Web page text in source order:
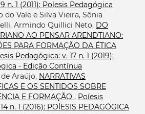
n. 1 (2011): Poíesis Pedagógica
do Vale e Silva Vieira, Sônia
Armindo Quillici Neto, DO
AO PENSAR ARENDTIANO:
PARA FORMAÇÃO DA ÉTICA
Pedagógica: v. 17 n. 1 (2019):
- Edição Contínua
Araújo, NARRATIVAS
E OS SENTIDOS SOBRE
E FORMAÇÃO , Poíesis
n. 1 (2016): POÍESIS PEDAGÓGICA